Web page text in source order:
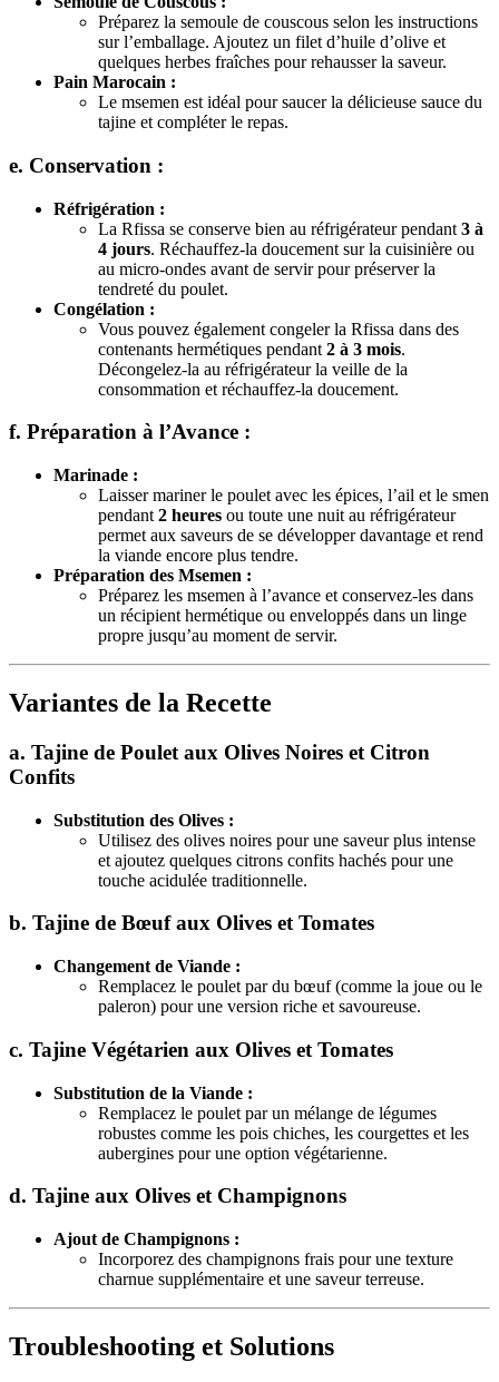
Préparez la semoule de couscous selon les instructions
sur l’emballage. Ajoutez un filet d’huile d’olive et
quelques herbes fraîches pour rehausser la saveur.
Pain Marocain :
Le msemen est idéal pour saucer la délicieuse sauce du
tajine et compléter le repas.
e. Conservation :
Réfrigération :
La Rfissa se conserve bien au réfrigérateur pendant 3 à
4 jours. Réchauffez-la doucement sur la cuisinière ou
au micro-ondes avant de servir pour préserver la
tendreté du poulet.
Congélation :
Vous pouvez également congeler la Rfissa dans des
contenants hermétiques pendant 2 à 3 mois.
Décongelez-la au réfrigérateur la veille de la
consommation et réchauffez-la doucement.
f. Préparation à l’Avance :
Marinade :
Laisser mariner le poulet avec les épices, l’ail et le smen
pendant 2 heures ou toute une nuit au réfrigérateur
permet aux saveurs de se développer davantage et rend
la viande encore plus tendre.
Préparation des Msemen :
Préparez les msemen à l’avance et conservez-les dans
un récipient hermétique ou enveloppés dans un linge
propre jusqu’au moment de servir.
Variantes de la Recette
a. Tajine de Poulet aux Olives Noires et Citron
Confits
Substitution des Olives :
Utilisez des olives noires pour une saveur plus intense
et ajoutez quelques citrons confits hachés pour une
touche acidulée traditionnelle.
b. Tajine de Bœuf aux Olives et Tomates
Changement de Viande :
Remplacez le poulet par du bœuf (comme la joue ou le
paleron) pour une version riche et savoureuse.
c. Tajine Végétarien aux Olives et Tomates
Substitution de la Viande :
Remplacez le poulet par un mélange de légumes
robustes comme les pois chiches, les courgettes et les
aubergines pour une option végétarienne.
d. Tajine aux Olives et Champignons
Ajout de Champignons :
Incorporez des champignons frais pour une texture
charnue supplémentaire et une saveur terreuse.
Troubleshooting et Solutions